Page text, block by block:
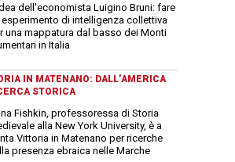
dell'economista Luigino Bruni: fare
esperimento di intelligenza collettiva
una mappatura dal basso dei Monti
in Italia
IN MATENANO: DALL’AMERICA
STORICA
Fishkin, professoressa di Storia
alla New York University, è a
Vittoria in Matenano per ricerche
presenza ebraica nelle Marche